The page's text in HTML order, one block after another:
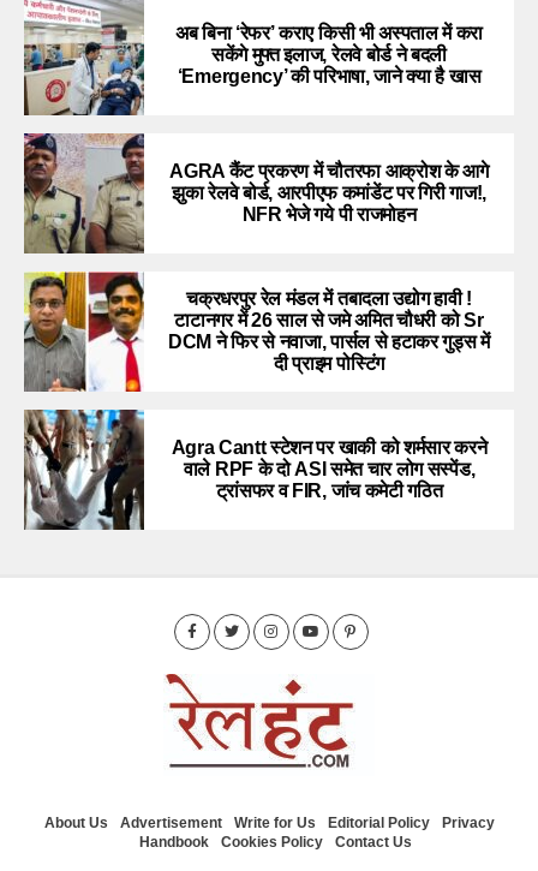
अब बिना ‘रेफर’ कराए किसी भी अस्पताल में करा
सकेंगे मुफ्त इलाज, रेलवे बोर्ड ने बदली
‘Emergency’ की परिभाषा, जाने क्या है खास
AGRA कैंट प्रकरण में चौतरफा आक्रोश के आगे
झुका रेलवे बोर्ड, आरपीएफ कमांडेंट पर गिरी गाज!,
NFR भेजे गये पी राजमोहन
चक्रधरपुर रेल मंडल में तबादला उद्योग हावी !
टाटानगर में 26 साल से जमे अमित चौधरी को Sr
DCM ने फिर से नवाजा, पार्सल से हटाकर गुड्स में
दी प्राइम पोस्टिंग
Agra Cantt स्टेशन पर खाकी को शर्मसार करने
वाले RPF के दो ASI समेत चार लोग सस्पेंड,
ट्रांसफर व FIR, जांच कमेटी गठित
About Us Advertisement Write for Us Editorial Policy
Privacy
Handbook
Cookies Policy Contact Us